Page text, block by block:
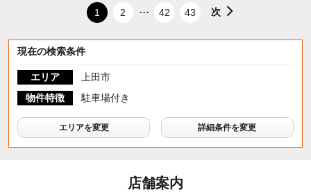
1 2 ... 42 43 次
現在の検索条件
エリア
上田市
物件特徴
駐車場付き
エリアを変更 詳細条件を変更
店舗案内